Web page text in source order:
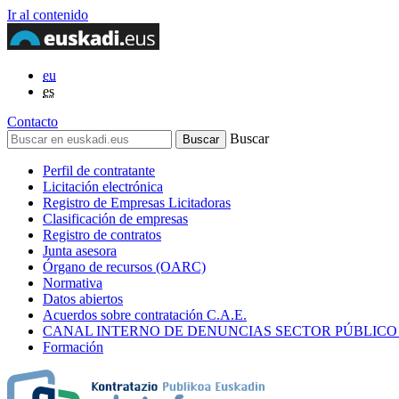
Ir al contenido
eu
es
Contacto
Buscar
Perfil de contratante
Licitación electrónica
Registro de Empresas Licitadoras
Clasificación de empresas
Registro de contratos
Junta asesora
Órgano de recursos (OARC)
Normativa
Datos abiertos
Acuerdos sobre contratación C.A.E.
CANAL INTERNO DE DENUNCIAS SECTOR
Formación